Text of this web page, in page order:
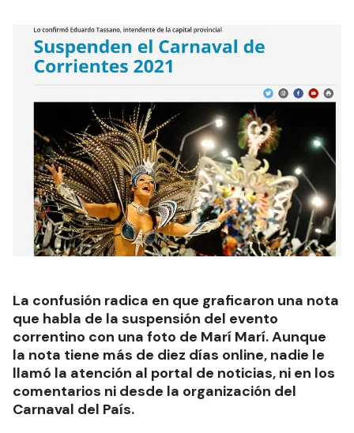
La confusión radica en que graficaron una nota
que habla de la suspensión del evento
correntino con una foto de Marí Marí. Aunque
la nota tiene más de diez días online, nadie le
llamó la atención al portal de noticias, ni en los
comentarios ni desde la organización del
Carnaval del País.